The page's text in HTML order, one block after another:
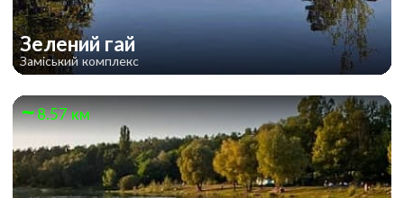
Зелений гай
Заміський комплекс
8.57 км